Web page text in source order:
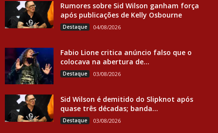
Rumores sobre Sid Wilson ganham força
após publicações de Kelly Osbourne
Destaque 04/08/2026
Fabio Lione critica anúncio falso que o
colocava na abertura de...
Destaque 03/08/2026
Sid Wilson é demitido do Slipknot após
quase três décadas; banda...
Destaque 03/08/2026